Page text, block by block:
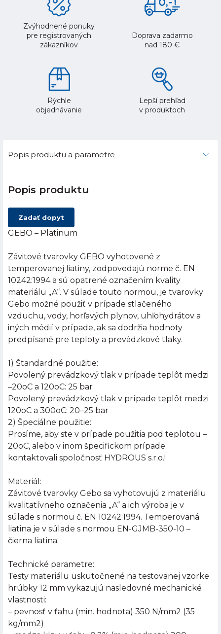
Zvýhodnené ponuky
pre registrovaných
zákazníkov
Doprava zadarmo
nad 180 €
Rýchle
objednávanie
Lepší prehľad
v produktoch
Popis produktu a parametre
Popis produktu
Zadať dopyt
GEBO – Platinum
Závitové tvarovky GEBO vyhotovené z
temperovanej liatiny, zodpovedajú norme č. EN
10242:1994 a sú opatrené označením kvality
materiálu „A“. V súlade touto normou, je tvarovky
Gebo možné použiť v prípade stlačeného
vzduchu, vody, horľavých plynov, uhľohydrátov a
iných médií v prípade, ak sa dodržia hodnoty
predpísané pre teploty a prevádzkové tlaky.
1) Štandardné použitie:
Povolený prevádzkový tlak v prípade teplôt medzi
–20oC a 120oC: 25 bar
Povolený prevádzkový tlak v prípade teplôt medzi
120oC a 300oC: 20–25 bar
2) Špeciálne použitie:
Prosíme, aby ste v prípade použitia pod teplotou –
20oC, alebo v inom špecifickom prípade
kontaktovali spoločnosť HYDROUS s.r.o.!
Materiál:
Závitové tvarovky Gebo sa vyhotovujú z materiálu
kvalitatívneho označenia „A“ a ich výroba je v
súlade s normou č. EN 10242:1994. Temperovaná
liatina je v súlade s normou EN-GJMB-350-10 –
čierna liatina.
Technické parametre:
Testy materiálu uskutočnené na testovanej vzorke
hrúbky 12 mm vykazujú nasledovné mechanické
vlastnosti:
– pevnosť v ťahu (min. hodnota) 350 N/mm2 (35
kg/mm2)